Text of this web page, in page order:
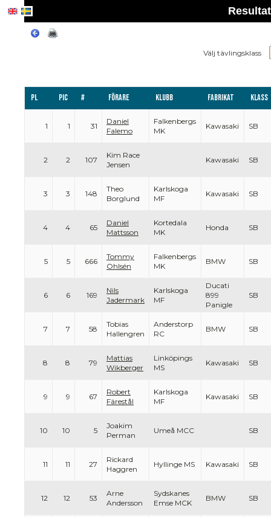
Välj tävlingsklass
Pl PIC # Förare Klubb Fabrikat Klass
1 1 31
Daniel
Falemo
Falkenbergs
MK
Kawasaki SB
2 2 107
Kim Race
Jensen
Kawasaki SB
3 3 148
Theo
Borglund
Karlskoga
MF
Kawasaki SB
4 4 65
Daniel
Mattsson
Kortedala
MK
Honda SB
5 5 666
Tommy
Ohlsén
Falkenbergs
MK
BMW SB
6 6 169
Nils
Jadermark
Karlskoga
MF
Ducati
899
Panigle
SB
7 7 58
Tobias
Hallengren
Anderstorp
RC
BMW SB
8 8 79
Mattias
Wikberger
Linköpings
MS
Kawasaki SB
9 9 67
Robert
Färestål
Karlskoga
MF
Kawasaki SB
10 10 5
Joakim
Perman
Umeå MCC SB
11 11 27
Rickard
Haggren
Hyllinge MS Kawasaki SB
12 12 53
Arne
Andersson
Sydskanes
Emse MCK
BMW SB